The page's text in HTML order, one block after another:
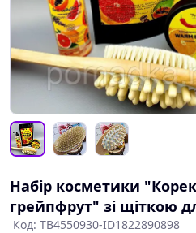
Набір косметики
грейпфрут" зі щіткою
Код: TB4550930-ID1822890898